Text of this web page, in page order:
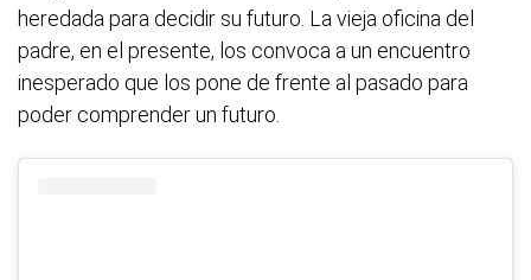
heredada para decidir su futuro. La vieja oficina del
padre, en el presente, los convoca a un encuentro
inesperado que los pone de frente al pasado para
poder comprender un futuro.